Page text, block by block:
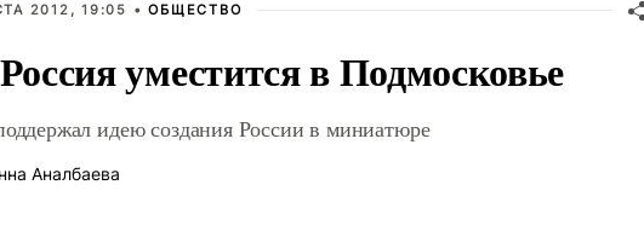
2012, 19:05 •ОБЩЕСТВО
уместится в Подмосковье
идею создания России в миниатюре
Аналбаева